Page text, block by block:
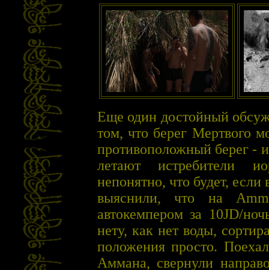
Еще один достойный
том, что берег Мертвого
противоположный берег -
летают истребители
непонятно, что будет,
выяснили, что на
автокемпером за 10JD/
нету, как нет воды,
положения просто.
Аммана, свернули